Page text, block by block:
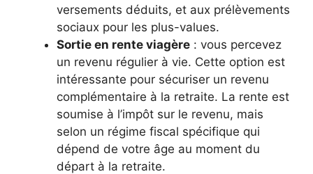
versements déduits, et aux prélèvements
sociaux pour les plus-values.
Sortie en rente viagère : vous percevez
un revenu régulier à vie. Cette option est
intéressante pour sécuriser un revenu
complémentaire à la retraite. La rente est
soumise à l’impôt sur le revenu, mais
selon un régime fiscal spécifique qui
dépend de votre âge au moment du
départ à la retraite.